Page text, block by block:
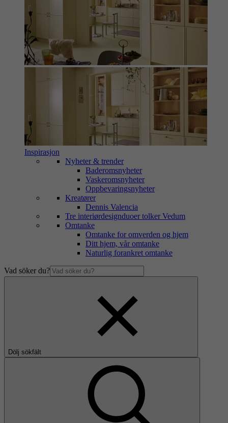
Inspirasjon
Nyheter & trender
Baderomsnyheter
Vaskeromsnyheter
Oppbevaringsnyheter
Kreatører
Dennis Valencia
Tre interiørdesignduoer tolker Vedum
Omtanke
Omtanke for omverden og hjem
Ditt hjem, vår omtanke
Naturlig forankret omtanke
Vad söker du?
Dölj sökfält